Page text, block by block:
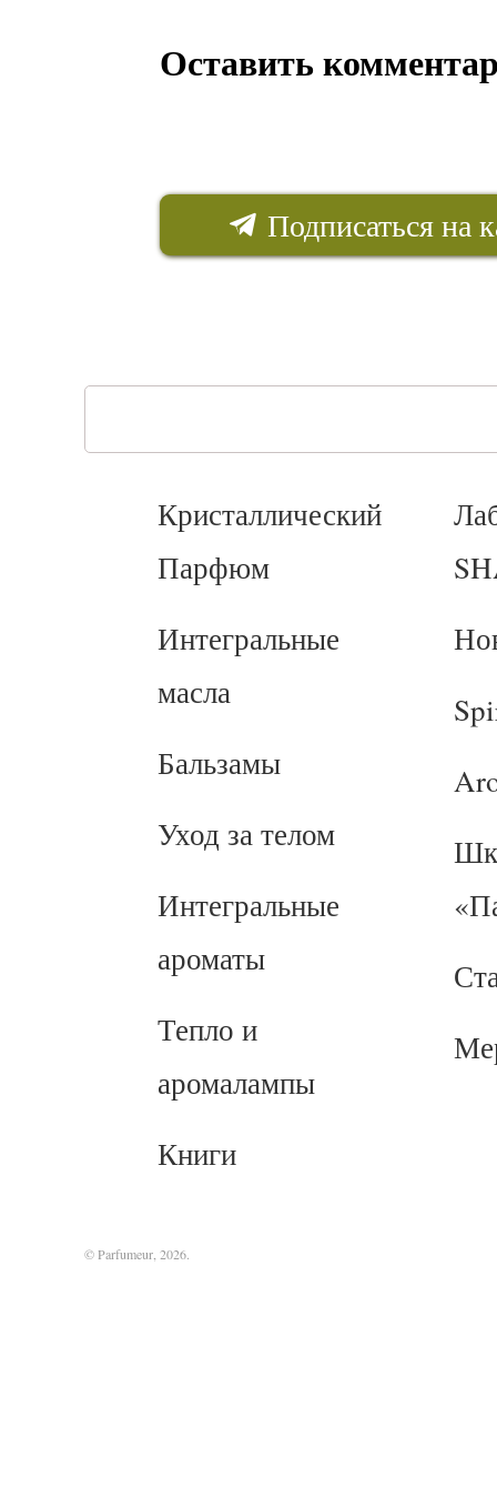
Оставить
Подписаться на
Кристаллический
Парфюм
Интегральные
масла
Бальзамы
Уход за телом
Интегральные
ароматы
Тепло и
аромалампы
Книги
© Parfumeur, 2026.